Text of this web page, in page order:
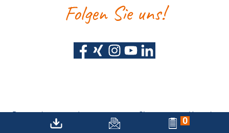
0
Folgen Sie uns!
Datenschutz Impressum Sitemap
Kontakt
Barrierefreiheitserklärung